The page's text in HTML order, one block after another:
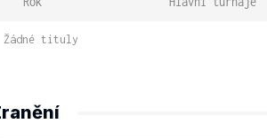
Žádné tituly